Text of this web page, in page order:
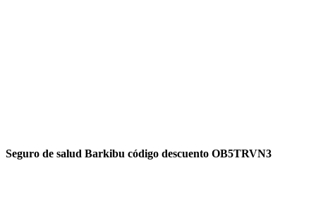
Seguro de salud Barkibu código descuento OB5TRVN3